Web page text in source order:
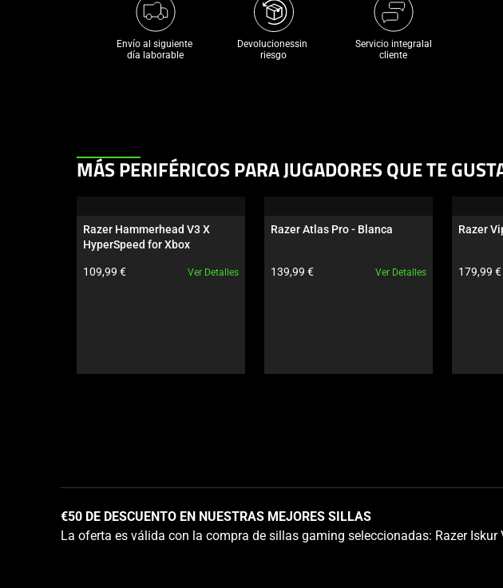
Envío al siguiente
día laborable
Devolucionessin
riesgo
Servicio integralal
cliente
This
carousel.
Use
and
or
the
slide
dots.
MÁS PERIFÉRICOS PARA JUGADORES QUE TE
Razer Hammerhead V3 X
HyperSpeed for Xbox
Precio del producto:
109,99 € Ver Detalles
Razer Atlas Pro - Blanca
Precio del producto:
139,99 € Ver Detalles
Razer
Precio
179,99 €
€50 DE DESCUENTO EN NUESTRAS MEJORES SILLAS
La oferta es válida con la compra de sillas gaming seleccionadas: Razer Iskur